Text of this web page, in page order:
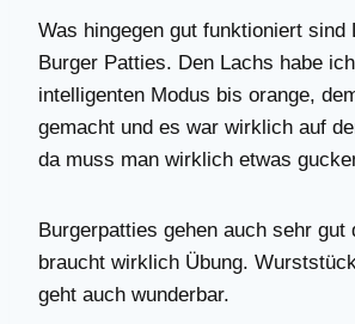
Was hingegen gut funktioniert sind
Burger Patties. Den Lachs habe
intelligenten Modus bis orange,
gemacht und es war wirklich auf
da muss man wirklich etwas
Burgerpatties gehen auch sehr gut
braucht wirklich Übung.
geht auch wunderbar.